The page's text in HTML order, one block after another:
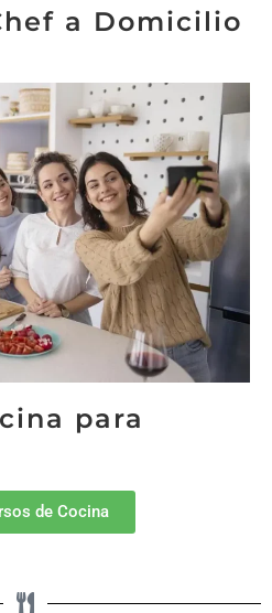
a Domicilio
para
de Cocina